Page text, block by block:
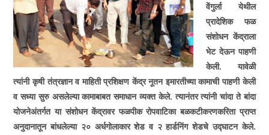
वेंगुर्ला येथील
प्रादेशिक फळ
संशोधन केंद्राला
भेट देऊन पाहणी
केली. यावेळी
त्यांनी कृषी तंत्रज्ञान व माहिती प्रशिक्षण केंद्र नूतन इमारतीच्या कामाची पाहणी केली
व सध्या सुरु असलेल्या कामाबाबत समाधान व्यक्त केले. त्यानंतर त्यांनी चांदा ते बांदा
योजनेअंतर्गत या संशोधन केंद्रावर फळपीक रोपवाटिका बळकटीकरणकरिता प्राप्त
अनुदानातून बांधलेल्या २० अर्धगोलाकार शेड व २ हार्डनिंग शेडचे उद्घाटन केले.